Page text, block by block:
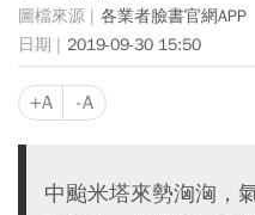
各業者臉書官網APP
2019-09-30 15:50
+A -A
中颱米塔來勢洶洶，